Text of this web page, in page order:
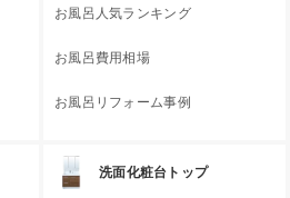
お風呂人気ランキング
お風呂費用相場
お風呂リフォーム事例
洗面化粧台トップ